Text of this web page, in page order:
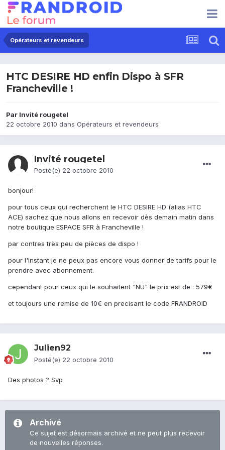
Opérateurs et revendeurs
HTC DESIRE HD enfin Dispo à SFR
Francheville !
Par Invité rougetel
22 octobre 2010 dans Opérateurs et revendeurs
Invité rougetel
Posté(e) 22 octobre 2010
bonjour!
pour tous ceux qui recherchent le HTC DESIRE HD (alias HTC
ACE) sachez que nous allons en recevoir dès demain matin dans
notre boutique ESPACE SFR à Francheville !
par contres très peu de pièces de dispo !
pour l'instant je ne peux pas encore vous donner de tarifs pour le
prendre avec abonnement.
cependant pour ceux qui le souhaitent "NU" le prix est de : 579€
et toujours une remise de 10€ en precisant le code FRANDROID
Julien92
Posté(e) 22 octobre 2010
Des photos ? Svp
Archivé
Ce sujet est désormais archivé et ne peut plus recevoir
de nouvelles réponses.